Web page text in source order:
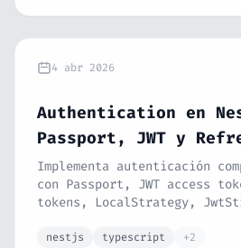
4 abr 2026
Authentication en
Passport, JWT y
Implementa autenticación
con Passport, JWT access
tokens, LocalStrategy,
para tu API. Serie NestJS
nestjs typescript +2